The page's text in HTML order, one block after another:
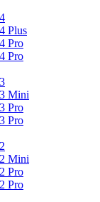
Plus
Pro
Pro
Mini
Pro
Pro
Mini
Pro
Pro